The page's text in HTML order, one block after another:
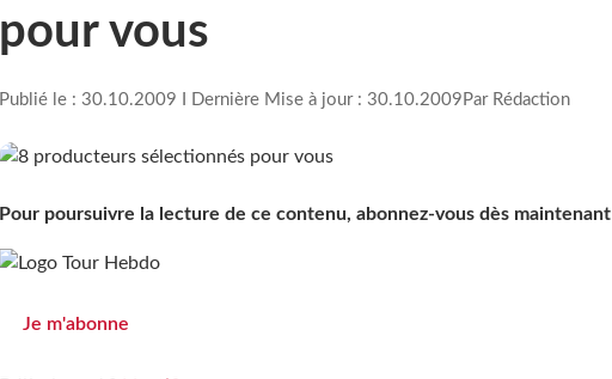
pour vous
Publié le : 30.10.2009 I Dernière Mise à jour : 30.10.2009 Par Rédaction
Pour poursuivre la lecture de ce contenu, abonnez-vous dès maintenant
Je m'abonne